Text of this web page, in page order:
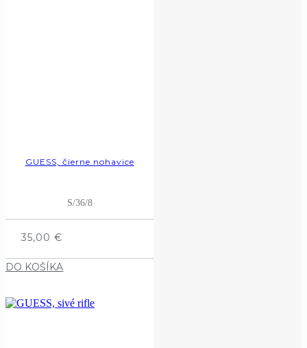
GUESS, čierne nohavice
S/36/8
35,00 €
DO KOŠÍKA